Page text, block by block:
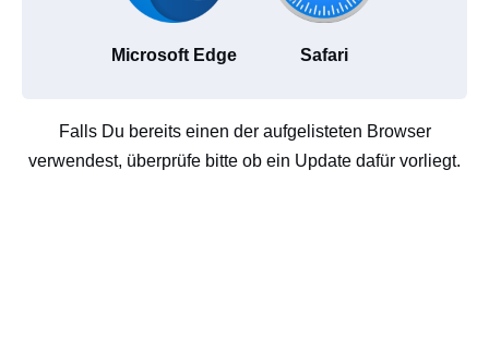
Microsoft Edge Safari
Falls Du bereits einen der aufgelisteten Browser
verwendest, überprüfe bitte ob ein Update dafür vorliegt.